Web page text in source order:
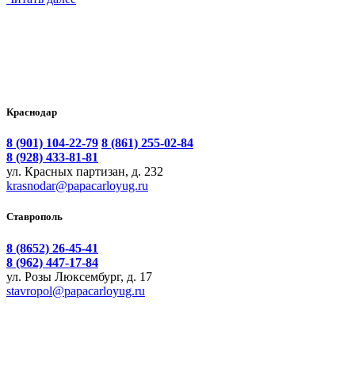
Краснодар
8 (901) 104-22-79 8 (861) 255-02-84
8 (928) 433-81-81
ул. Красных партизан, д. 232
krasnodar@papacarloyug.ru
Ставрополь
8 (8652) 26-45-41
8 (962) 447-17-84
ул. Розы Люксембург, д. 17
stavropol@papacarloyug.ru